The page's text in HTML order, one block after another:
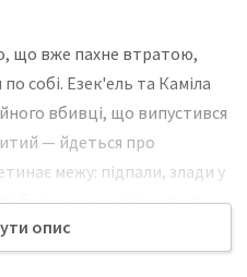
що вже пахне втратою,
собі. Езек'ель та Каміла
вбивці, що випустився
— йдеться про
межу: підпали, злади у
боржнику заради свого
паніка. І він
опис